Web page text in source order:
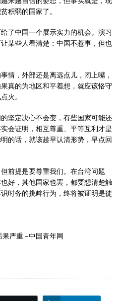
积弱的国家了。
了中国一个展示实力的机会。演习
某些人看清楚：中国不惹事，但也
情，外部还是离远点儿，闭上嘴，
真的为地区和平着想，就应该恪守
火。
坚定决心不会变，有些国家可能还
会证明，相互尊重、平等互利才是
的话，就该趁早认清形势，早点回
前提是要尊重我们。在台湾问题
好，其他国家也罢，都要想清楚触
时务的挑衅行为，终将被证明是徒
严重.–中国青年网